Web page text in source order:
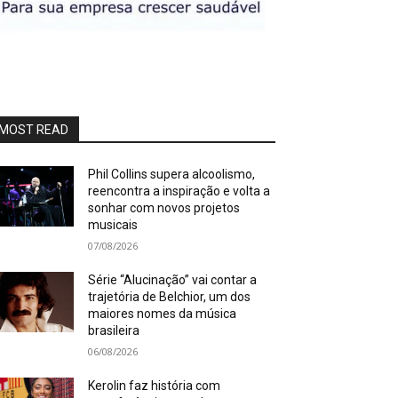
READ
Phil Collins supera alcoolismo,
reencontra a inspiração e volta a
sonhar com novos projetos
musicais
07/08/2026
Série “Alucinação” vai contar a
trajetória de Belchior, um dos
maiores nomes da música
brasileira
06/08/2026
Kerolin faz história com